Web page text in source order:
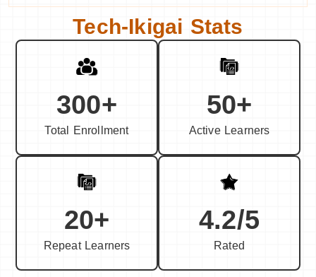
Tech-Ikigai Stats
300+
Total Enrollment
50+
Active Learners
20+
Repeat Learners
4.2/5
Rated